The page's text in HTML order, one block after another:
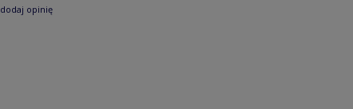
dodaj opinię